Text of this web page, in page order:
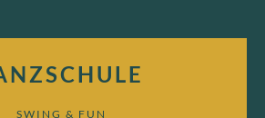
SWING & FUN